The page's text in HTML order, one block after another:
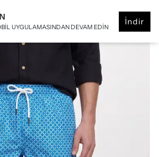
UYGULAMASINDAN DEVAM EDIN
İndir